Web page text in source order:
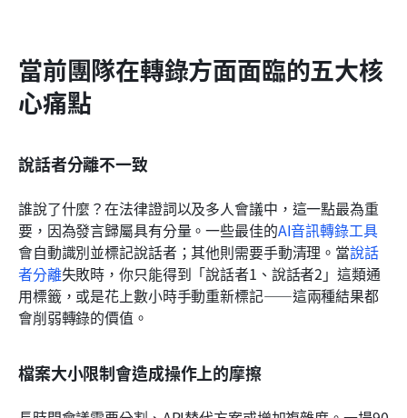
當前團隊在轉錄方面面臨的五大核
心痛點
說話者分離不一致
誰說了什麼？在法律證詞以及多人會議中，這一點最為重
要，因為發言歸屬具有分量。一些最佳的AI音訊轉錄工具
會自動識別並標記說話者；其他則需要手動清理。當說話
者分離失敗時，你只能得到「說話者1、說話者2」這類通
用標籤，或是花上數小時手動重新標記——這兩種結果都
會削弱轉錄的價值。
檔案大小限制會造成操作上的摩擦